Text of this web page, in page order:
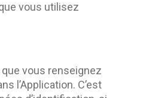
vous utilisez
que vous renseignez
l’Application. C’est